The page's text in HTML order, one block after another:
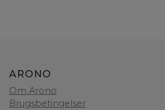
ARONO
Om Arono
Brugsbetingelser